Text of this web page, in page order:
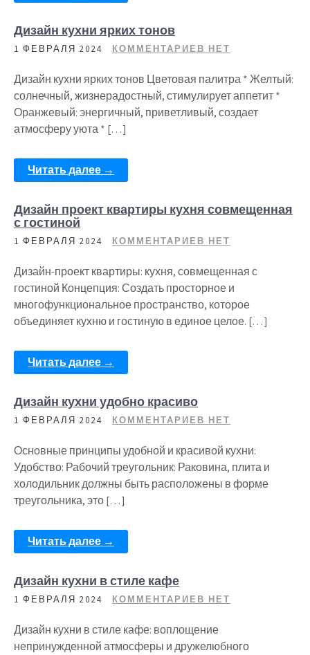
Дизайн кухни ярких тонов
1 ФЕВРАЛЯ 2024 КОММЕНТАРИЕВ НЕТ
Дизайн кухни ярких тонов Цветовая палитра * Желтый:
солнечный, жизнерадостный, стимулирует аппетит *
Оранжевый: энергичный, приветливый, создает
атмосферу уюта * […]
Читать далее →
Дизайн проект квартиры кухня совмещенная
с гостиной
1 ФЕВРАЛЯ 2024 КОММЕНТАРИЕВ НЕТ
Дизайн-проект квартиры: кухня, совмещенная с
гостиной Концепция: Создать просторное и
многофункциональное пространство, которое
объединяет кухню и гостиную в единое целое. […]
Читать далее →
Дизайн кухни удобно красиво
1 ФЕВРАЛЯ 2024 КОММЕНТАРИЕВ НЕТ
Основные принципы удобной и красивой кухни:
Удобство: Рабочий треугольник: Раковина, плита и
холодильник должны быть расположены в форме
треугольника, это […]
Читать далее →
Дизайн кухни в стиле кафе
1 ФЕВРАЛЯ 2024 КОММЕНТАРИЕВ НЕТ
Дизайн кухни в стиле кафе: воплощение
непринужденной атмосферы и дружелюбного